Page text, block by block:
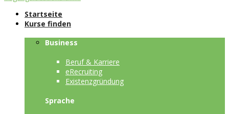
Startseite
Kurse finden
Business
Beruf & Karriere
eRecruiting
Existenzgründung
Sprache